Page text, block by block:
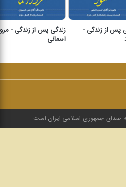
پس از زندگی -
زندگی پس از زندگی -
آسمانی
صدای جمهوری اسلامی ایران است